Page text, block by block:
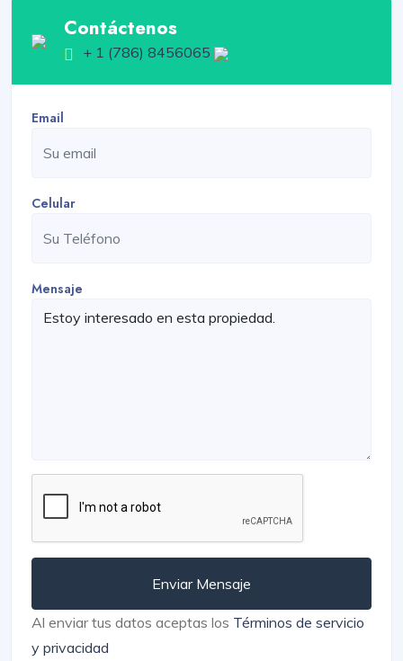
Contáctenos
+ 1 (786) 8456065
Email
Celular
Mensaje
Enviar Mensaje
Al enviar tus datos aceptas los Términos de servicio
y privacidad